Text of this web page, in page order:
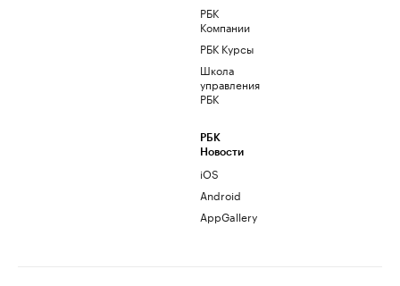
РБК
Компании
РБК Курсы
Школа
управления
РБК
РБК
Новости
iOS
Android
AppGallery